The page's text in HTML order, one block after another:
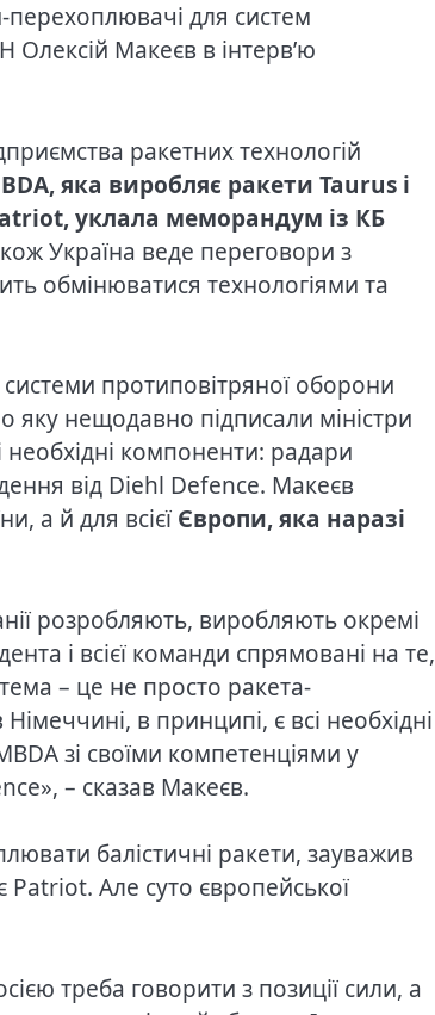
перехоплювачі для систем
Макеєв в інтерв’ю
ракетних технологій
яка виробляє ракети Taurus і
уклала меморандум із КБ
Україна веде переговори з
обмінюватися технологіями та
протиповітряної оборони
яку нещодавно підписали міністри
компоненти: радари
від Diehl Defence. Макеєв
а й для всієї Європи, яка наразі
розробляють, виробляють окремі
і всієї команди спрямовані на те,
– це не просто ракета-
в принципі, є всі необхідні
зі своїми компетенціями у
– сказав Макеєв.
балістичні ракети, зауважив
Patriot. Але суто європейської
треба говорити з позиції сили, а